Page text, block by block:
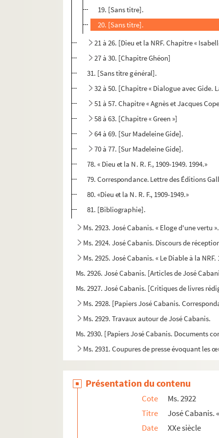
19. [Sans titre].
20. [Sans titre].
21 à 26. [Dieu et la NRF. Chapitre «
27 à 30. [Chapitre Ghéon]
31. [Sans titre général].
32 à 50. [Chapitre « Dialogue avec
51 à 57. Chapitre « Agnès et Jacques
58 à 63. [Chapitre « Green »]
64 à 69. [Sur Madeleine Gide].
70 à 77. [Sur Madeleine Gide].
78. « Dieu et la N. R. F., 1909-1949. 1994.»
79. Correspondance. Lettre des Éditions
80. «Dieu et la N. R. F., 1909-1949.»
81. [Bibliographie].
Ms. 2923. José Cabanis. « Eloge d'une vertu ».
Ms. 2924. José Cabanis. Discours de
Ms. 2925. José Cabanis. « Le Diable à la NRF.
Ms. 2926. José Cabanis. [Articles de José
Ms. 2927. José Cabanis. [Critiques de livres
Ms. 2928. [Papiers José Cabanis.
Ms. 2929. Travaux autour de José Cabanis.
Ms. 2930. [Papiers José Cabanis. Documents
Ms. 2931. Coupures de presse évoquant les
Ms. 2986. José Cabanis. Lettres à ses parents.
Ms. 2987. Papiers José Cabanis. Lettres
Ms. 2988. Correspondance envoyée par
Ms. 2989. Lettres envoyées à José Cabanis
Présentation du contenu
Cote
Ms. 2922
Titre
José Cabanis.
Date
XXe siècle